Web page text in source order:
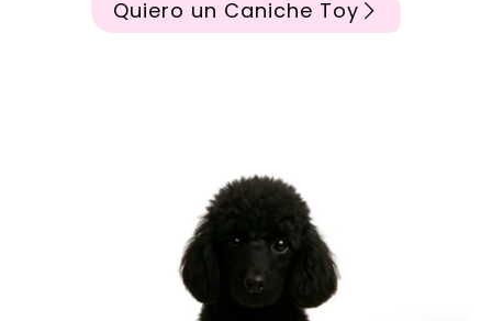
Quiero un Caniche Toy